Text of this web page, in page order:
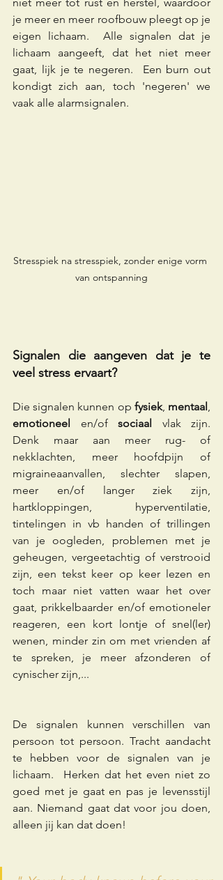
je meer en meer roofbouw pleegt op je
eigen lichaam.  Alle signalen dat je
lichaam aangeeft, dat het niet meer
gaat, lijk je te negeren.  Een burn out
kondigt zich aan, toch 'negeren' we
vaak alle alarmsignalen.
Stresspiek na stresspiek, zonder enige vorm
van ontspanning
Signalen die aangeven dat je te
veel stress ervaart?
Die signalen kunnen op fysiek, mentaal
emotioneel en/of sociaal vlak zijn.
Denk maar aan meer rug- of
nekklachten, meer hoofdpijn of
migraineaanvallen, slechter slapen,
meer en/of langer ziek zijn,
hartkloppingen, hyperventilatie,
tintelingen in vb handen of trillingen
van je oogleden, problemen met je
geheugen, vergeetachtig of verstrooid
zijn, een tekst keer op keer lezen en
toch maar niet vatten waar het over
gaat, prikkelbaarder en/of emotioneler
reageren, een kort lontje of snel(ler)
wenen, minder zin om met vrienden af
te spreken, je meer afzonderen of
cynischer zijn,...
De signalen kunnen verschillen van
persoon tot persoon. Tracht aandacht
te hebben voor de signalen van je
lichaam.  Herken dat het even niet zo
goed met je gaat en pas je levensstijl
aan. Niemand gaat dat voor jou doen,
alleen jij kan dat doen!